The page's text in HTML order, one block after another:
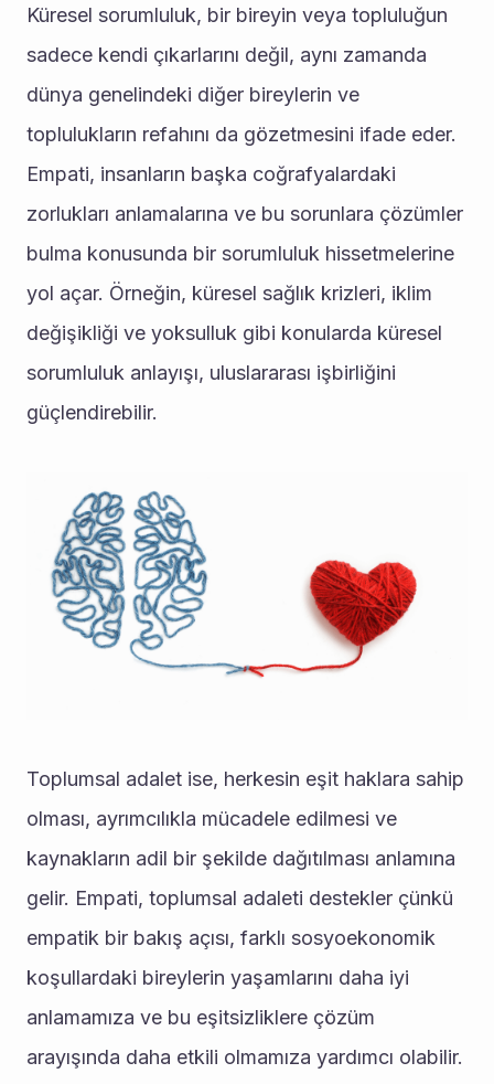
Küresel sorumluluk, bir bireyin veya topluluğun
sadece kendi çıkarlarını değil, aynı zamanda
dünya genelindeki diğer bireylerin ve
toplulukların refahını da gözetmesini ifade eder.
Empati, insanların başka coğrafyalardaki
zorlukları anlamalarına ve bu sorunlara çözümler
bulma konusunda bir sorumluluk hissetmelerine
yol açar. Örneğin, küresel sağlık krizleri, iklim
değişikliği ve yoksulluk gibi konularda küresel
sorumluluk anlayışı, uluslararası işbirliğini
güçlendirebilir.
Toplumsal adalet ise, herkesin eşit haklara sahip
olması, ayrımcılıkla mücadele edilmesi ve
kaynakların adil bir şekilde dağıtılması anlamına
gelir. Empati, toplumsal adaleti destekler çünkü
empatik bir bakış açısı, farklı sosyoekonomik
koşullardaki bireylerin yaşamlarını daha iyi
anlamamıza ve bu eşitsizliklere çözüm
arayışında daha etkili olmamıza yardımcı olabilir.